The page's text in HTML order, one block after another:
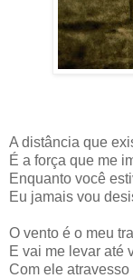
A distância que
É a força que me
Enquanto você
Eu jamais vou
O vento é o meu
E vai me levar até
Com ele